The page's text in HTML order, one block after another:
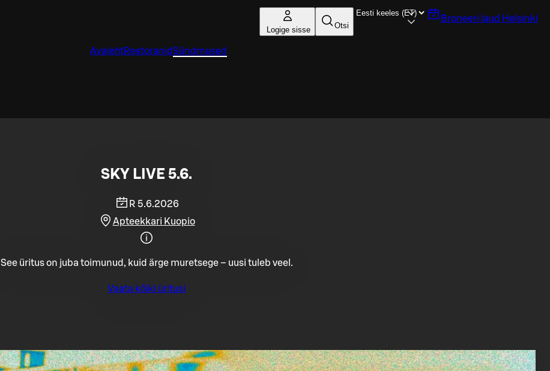
Logige sisse Otsi
Broneeri laud Helsinki
AvalehtRestoranidSündmused
SKY LIVE 5.6.
R 5.6.2026
Apteekkari Kuopio
See üritus on juba toimunud, kuid ärge muretsege – uusi tuleb veel.
Vaata kõiki üritusi